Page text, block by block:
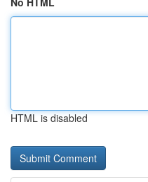
HTML is disabled